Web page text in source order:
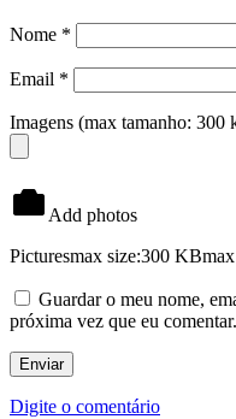
Nome *
Email *
Imagens (max tamanho:
Add photos
Picturesmax size:300 KB
Guardar o meu nome,
próxima vez que eu comentar.
Digite o comentário